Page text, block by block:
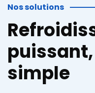
Nos solutions
simple